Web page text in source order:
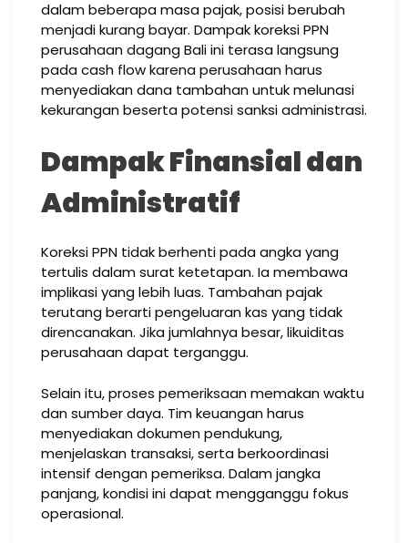
dalam beberapa masa pajak, posisi berubah
menjadi kurang bayar. Dampak koreksi PPN
perusahaan dagang Bali ini terasa langsung
pada cash flow karena perusahaan harus
menyediakan dana tambahan untuk melunasi
kekurangan beserta potensi sanksi administrasi.
Dampak Finansial dan
Administratif
Koreksi PPN tidak berhenti pada angka yang
tertulis dalam surat ketetapan. Ia membawa
implikasi yang lebih luas. Tambahan pajak
terutang berarti pengeluaran kas yang tidak
direncanakan. Jika jumlahnya besar, likuiditas
perusahaan dapat terganggu.
Selain itu, proses pemeriksaan memakan waktu
dan sumber daya. Tim keuangan harus
menyediakan dokumen pendukung,
menjelaskan transaksi, serta berkoordinasi
intensif dengan pemeriksa. Dalam jangka
panjang, kondisi ini dapat mengganggu fokus
operasional.